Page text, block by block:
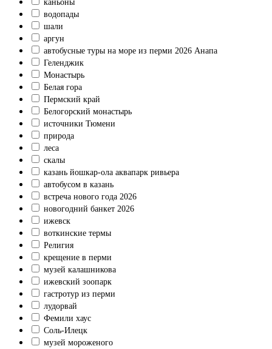
каньоны
водопады
шали
аргун
автобусные туры на море из перми 2026 Анапа
Геленджик
Монастырь
Белая гора
Пермский край
Белогорский монастырь
источники Тюмени
природа
леса
скалы
казань йошкар-ола аквапарк ривьера
автобусом в казань
встреча нового года 2026
новогодний банкет 2026
ижевск
воткинские термы
Религия
крещение в перми
музей калашникова
ижевский зоопарк
гастротур из перми
лудорвай
Фемили хаус
Соль-Илецк
музей мороженого